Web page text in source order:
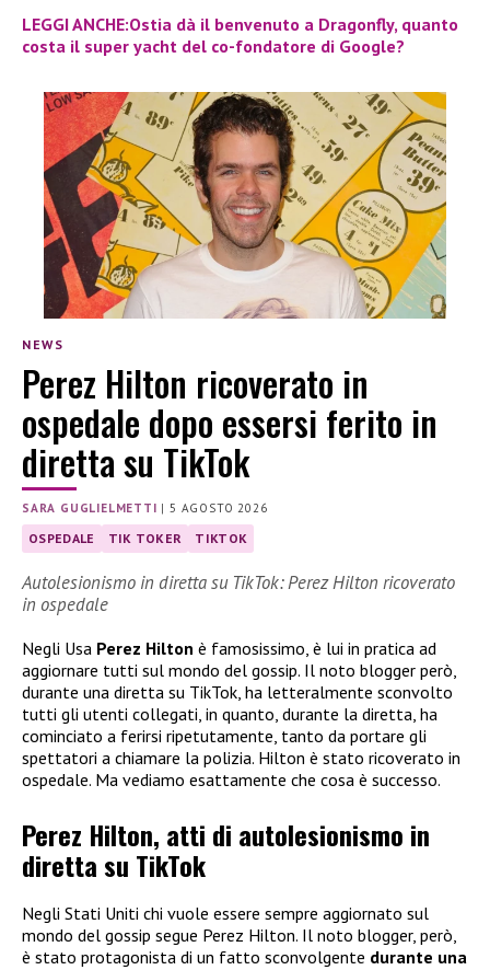
LEGGI ANCHE:Ostia dà il benvenuto a Dragonfly, quanto
costa il super yacht del co-fondatore di Google?
NEWS
Perez Hilton ricoverato in
ospedale dopo essersi ferito in
diretta su TikTok
SARA GUGLIELMETTI | 5 AGOSTO 2026
OSPEDALE TIK TOKER TIKTOK
Autolesionismo in diretta su TikTok: Perez Hilton ricoverato
in ospedale
Negli Usa Perez Hilton è famosissimo, è lui in pratica ad
aggiornare tutti sul mondo del gossip. Il noto blogger però,
durante una diretta su TikTok, ha letteralmente sconvolto
tutti gli utenti collegati, in quanto, durante la diretta, ha
cominciato a ferirsi ripetutamente, tanto da portare gli
spettatori a chiamare la polizia. Hilton è stato ricoverato in
ospedale. Ma vediamo esattamente che cosa è successo.
Perez Hilton, atti di autolesionismo in
diretta su TikTok
Negli Stati Uniti chi vuole essere sempre aggiornato sul
mondo del gossip segue Perez Hilton. Il noto blogger, però,
è stato protagonista di un fatto sconvolgente durante una